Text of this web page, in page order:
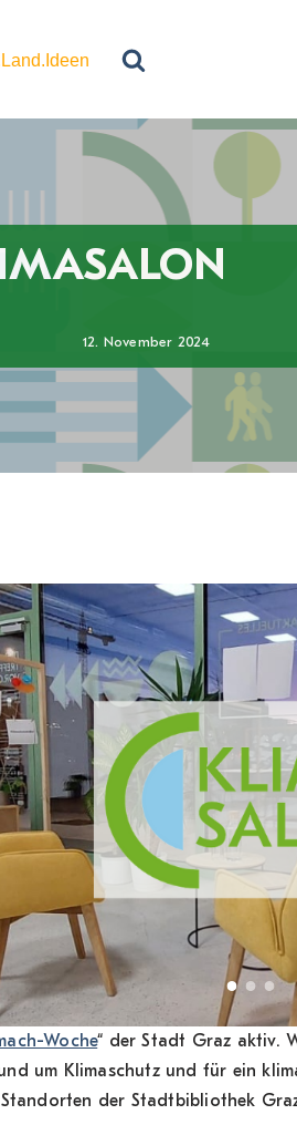
12. November 2024
Woche“ der Stadt Graz aktiv.
um Klimaschutz und für ein
Standorten der Stadtbibliothek